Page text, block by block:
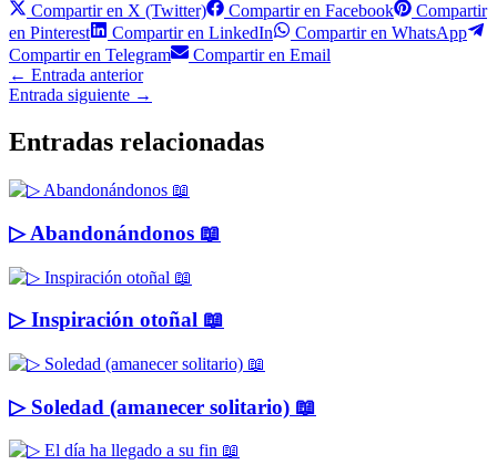
Compartir en X (Twitter) Compartir en Facebook
Compartir
en Pinterest Compartir en LinkedIn Compartir en WhatsApp
Compartir en Telegram Compartir en Email
← Entrada anterior
Entrada siguiente →
Entradas relacionadas
▷ Abandonándonos 📖
▷ Inspiración otoñal 📖
▷ Soledad (amanecer solitario) 📖